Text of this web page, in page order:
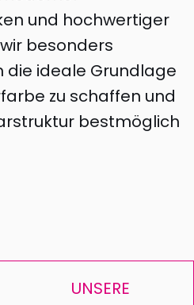
und hochwertiger
besonders
die ideale Grundlage
zu schaffen und
bestmöglich
UNSERE